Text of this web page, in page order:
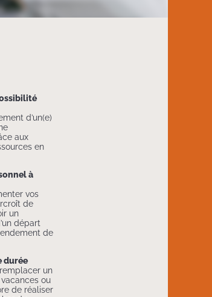
working in the office and piles of
house on the foreground and
d’un(e)
aux
en
à
vos
de
un
départ
de
durée
un
ou
de réaliser